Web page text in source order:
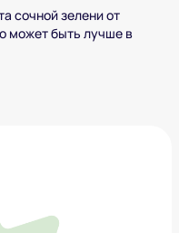
сочной зелени от
может быть лучше в